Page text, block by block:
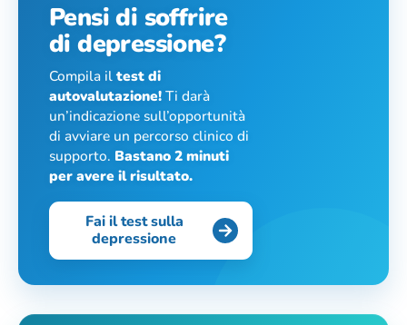
Pensi di soffrire
di depressione?
Compila iltest di
autovalutazione!Ti darà
un’indicazione sull’opportunità
di avviare un percorso clinico di
supporto. Bastano 2 minuti
per avere il risultato.
Fai il test sulla
depressione